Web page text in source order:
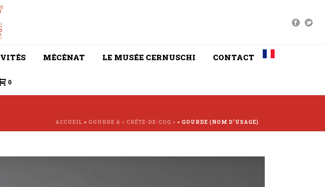
MÉCÉNAT LE MUSÉE CERNUSCHI CONTACT
0
ACCUEIL » GOURDE À « CRÊTE-DE-COQ » » GOURDE (NOM D’USAGE)